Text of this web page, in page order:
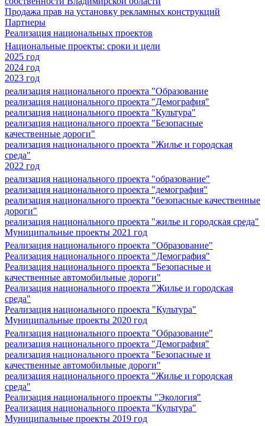
Продажа прав на установку рекламных конструкций
Партнеры
Реализация национальных проектов
Национальные проекты: сроки и цели
2025 год
2024 год
2023 год
реализация национального проекта "Образование
реализация национального проекта "Демография"
реализация национального проекта "Культура"
реализация национального проекта "Безопасные
качественные дороги"
реализация национального проекта "Жилье и городская
среда"
2022 год
реализация национального проекта "образование"
реализация национального проекта "демография"
реализация национального проекта "безопасные качественные
дороги"
реализация национального проекта "жилье и городская среда"
Муниципальные проекты 2021 год
Реализация национального проекта "Образование"
Реализация национального проекта "Демография"
Реализация национального проекта "Безопасные и
качественные автомобильные дороги"
Реализация национального проекта "Жилье и городская
среда"
Реализация национального проекта "Культура"
Муниципальные проекты 2020 год
Реализация национального проекта "Образование"
реализация национального проекта "Демография"
реализация национального проекта "Безопасные и
качественные автомобильные дороги"
реализация национального проекта "Жилье и городская
среда"
Реализация национального проекты "Экология"
Реализация национального проекта "Культура"
Муниципальные проекты 2019 год